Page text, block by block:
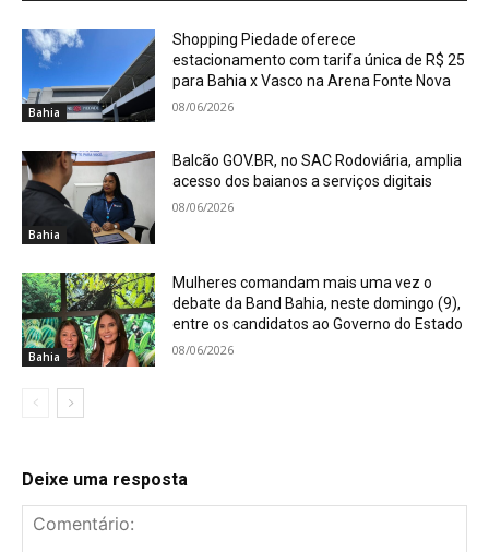
Bahia
Shopping Piedade oferece
estacionamento com tarifa única de R$ 25
para Bahia x Vasco na Arena Fonte Nova
08/06/2026
Bahia
Balcão GOV.BR, no SAC Rodoviária, amplia
acesso dos baianos a serviços digitais
08/06/2026
Bahia
Mulheres comandam mais uma vez o
debate da Band Bahia, neste domingo (9),
entre os candidatos ao Governo do Estado
08/06/2026
Deixe uma resposta